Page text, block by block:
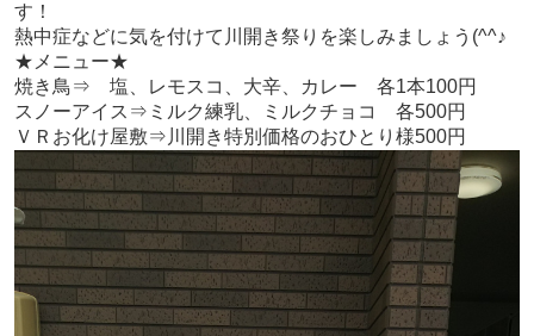
す！
熱中症などに気を付けて川開き祭りを楽しみましょう(^^♪
★メニュー★
焼き鳥⇒ 塩、レモスコ、大辛、カレー 各1本100円
スノーアイス⇒ミルク練乳、ミルクチョコ 各500円
ＶＲお化け屋敷⇒川開き特別価格のおひとり様500円